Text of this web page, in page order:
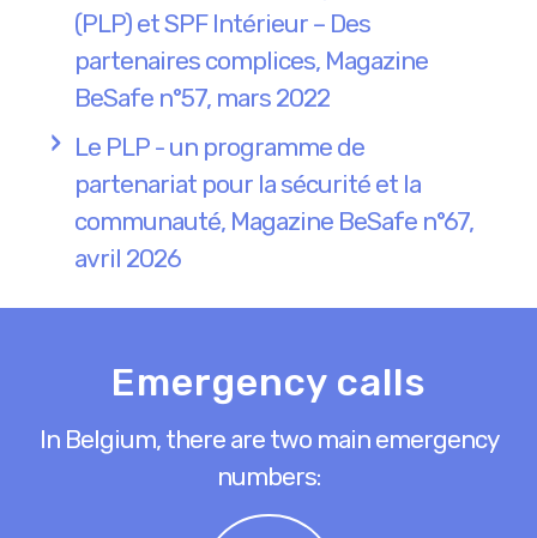
(PLP) et SPF Intérieur – Des
partenaires complices, Magazine
BeSafe n°57, mars 2022
Le PLP - un programme de
partenariat pour la sécurité et la
communauté, Magazine BeSafe n°67,
avril 2026
Emergency calls
In Belgium, there are two main emergency
numbers: